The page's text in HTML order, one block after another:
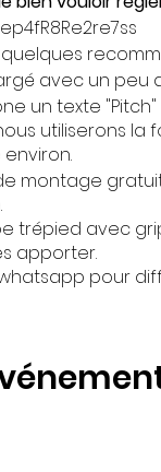
avec un
un texte
utiliserons la
montage
trépied avec
apporter.
pour